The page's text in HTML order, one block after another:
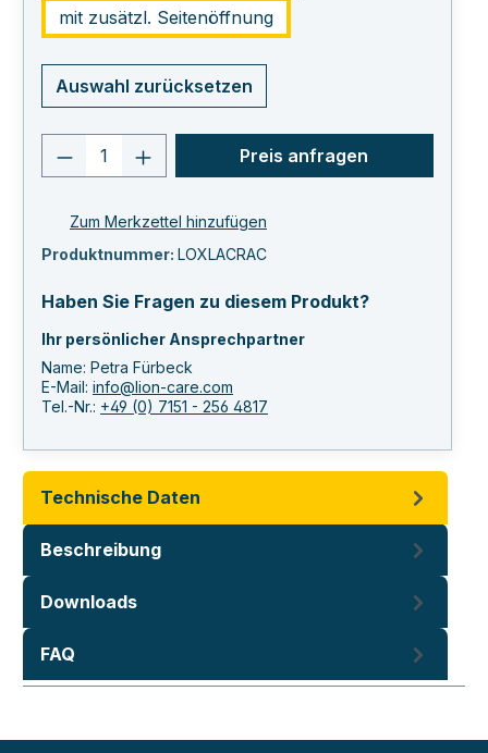
mit zusätzl. Seitenöffnung
Auswahl zurücksetzen
Produkt Anzahl: Gib den
Preis anfragen
Zum Merkzettel hinzufügen
Produktnummer: LOXLACRAC
Haben Sie Fragen zu diesem Produkt?
Ihr persönlicher Ansprechpartner
Name: Petra Fürbeck
E-Mail: info@lion-care.com
Tel.-Nr.: +49 (0) 7151 - 256 4817
Technische Daten
Beschreibung
Downloads
FAQ